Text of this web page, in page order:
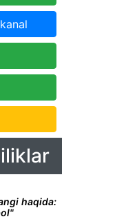
haqida: